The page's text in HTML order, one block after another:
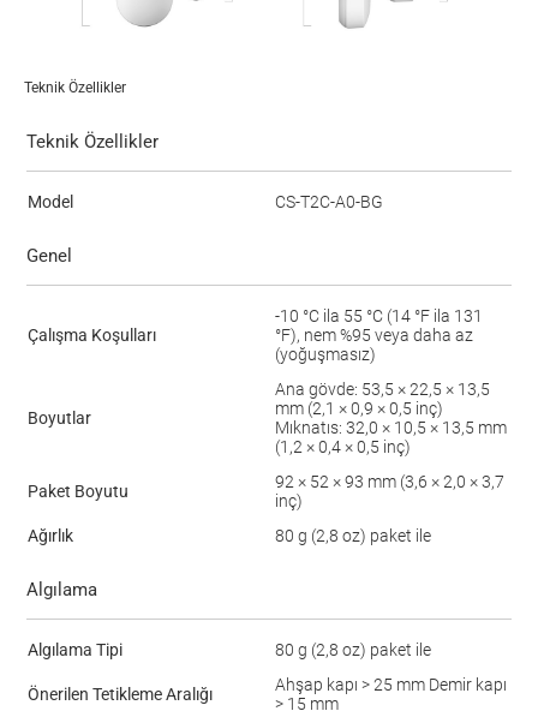
Teknik Özellikler
Teknik Özellikler
Model CS-T2C-A0-BG
Genel
Çalışma Koşulları
-10 °C ila 55 °C (14 °F ila 131
°F), nem %95 veya daha az
(yoğuşmasız)
Boyutlar
Ana gövde: 53,5 × 22,5 × 13,5
mm (2,1 × 0,9 × 0,5 inç)
Mıknatıs: 32,0 × 10,5 × 13,5 mm
(1,2 × 0,4 × 0,5 inç)
Paket Boyutu
92 × 52 × 93 mm (3,6 × 2,0 × 3,7
inç)
Ağırlık
80 g (2,8 oz) paket ile
Algılama
Algılama Tipi 80 g (2,8 oz) paket ile
Önerilen Tetikleme Aralığı
Ahşap kapı > 25 mm Demir kapı
> 15 mm